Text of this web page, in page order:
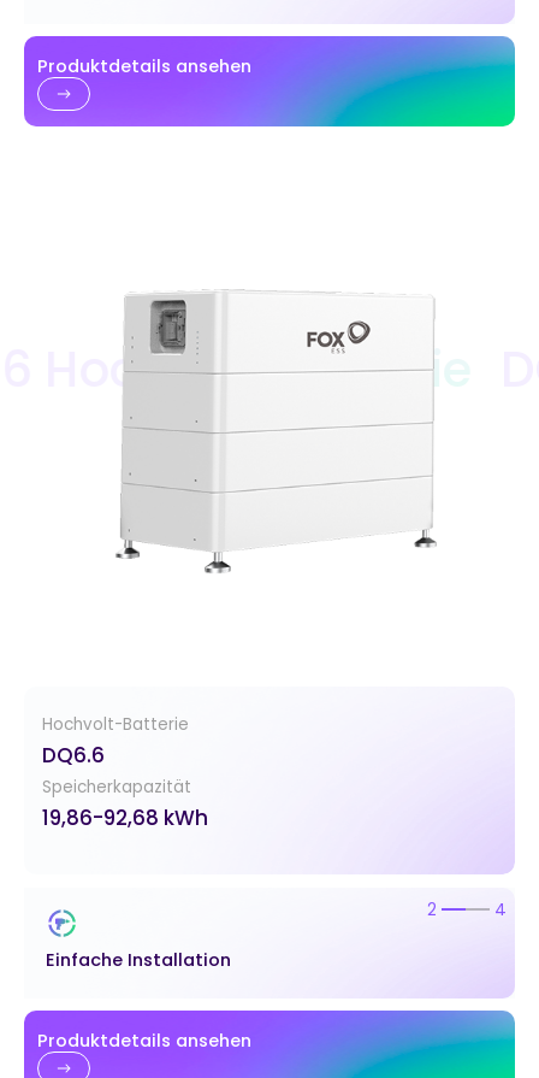
Produktdetails ansehen
Hochvolt-Batterie
DQ6.6
Speicherkapazität
19,86-92,68 kWh
Einfache Installation
2 4
Produktdetails ansehen
Batterie